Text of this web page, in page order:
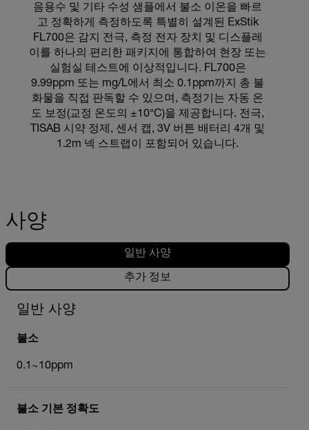
음용수 및 기타 수성 샘플에서 불소 이온을 빠르
고 정확하게 측정하도록 특별히 설계된 ExStik
FL700은 감지 전극, 측정 전자 장치 및 디스플레
이를 하나의 편리한 패키지에 통합하여 현장 또는
실험실 테스트에 이상적입니다. FL700은
9.99ppm 또는 mg/L에서 최소 0.1ppm까지 총 불
화물을 직접 판독할 수 있으며, 측정기는 자동 온
도 보정(교정 온도의 ±10°C)을 제공합니다. 전극,
TISAB 시약 정제, 센서 캡, 3V 버튼 배터리 4개 및
1.2m 넥 스트랩이 포함되어 있습니다.
사양
일반 사양
추가 정보
일반 사양
불소
0.1~10ppm
불소 기본 정확도